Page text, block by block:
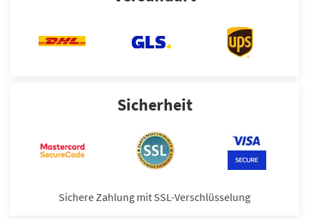
Sicherheit
Sichere Zahlung mit SSL-Verschlüsselung